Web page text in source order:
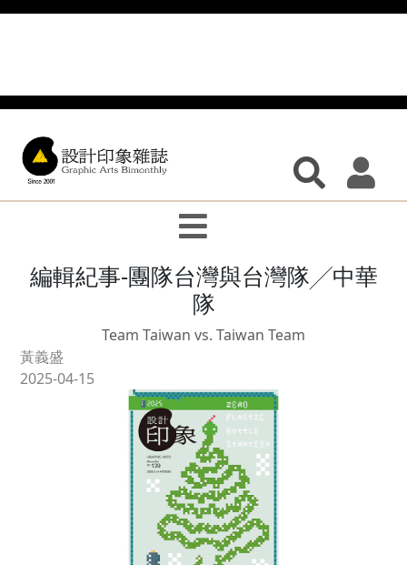
編輯紀事-團隊台灣與台灣隊╱中華
隊
Team Taiwan vs. Taiwan Team
黃義盛
2025-04-15